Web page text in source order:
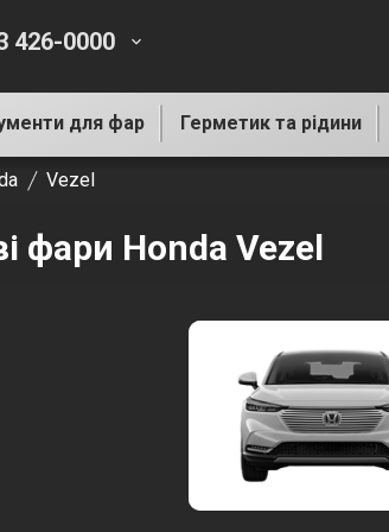
426-0000 keyboard_arrow_down
для фар Герметик та рідини
Vezel
фари Honda Vezel